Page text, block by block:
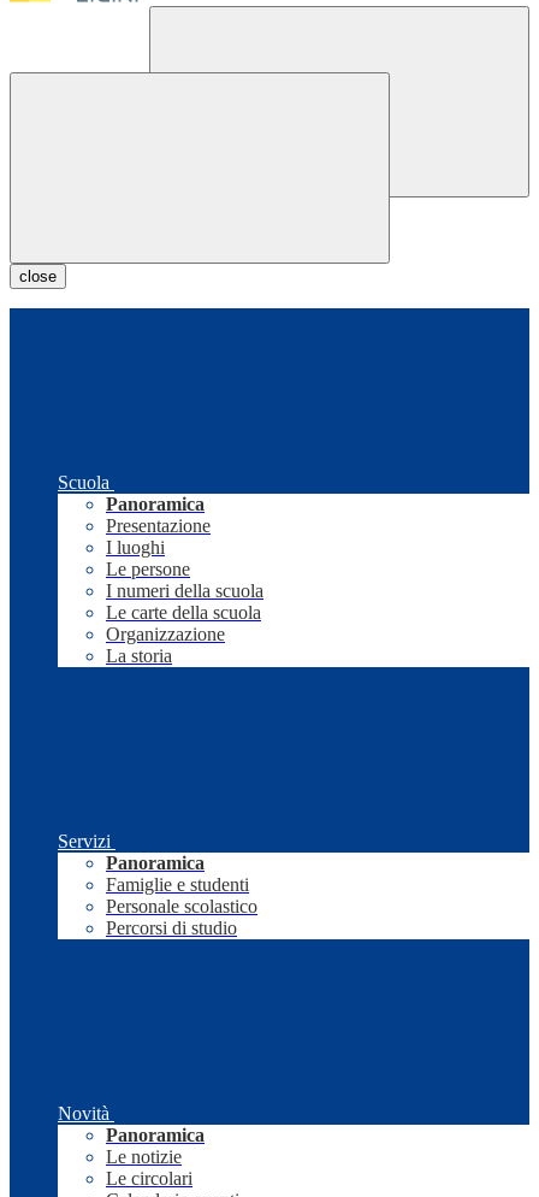
close
Scuola
Panoramica
Presentazione
I luoghi
Le persone
I numeri della scuola
Le carte della scuola
Organizzazione
La storia
Servizi
Panoramica
Famiglie e studenti
Personale scolastico
Percorsi di studio
Novità
Panoramica
Le notizie
Le circolari